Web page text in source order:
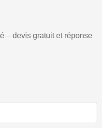
– devis gratuit et réponse